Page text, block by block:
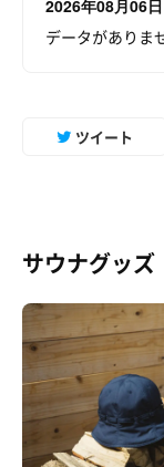
2026年08月06
データがありま
ツイート
サウナグッズ